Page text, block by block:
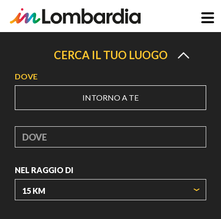
principale
CERCA IL TUO LUOGO
DOVE
INTORNO A TE
DOVE
NEL RAGGIO DI